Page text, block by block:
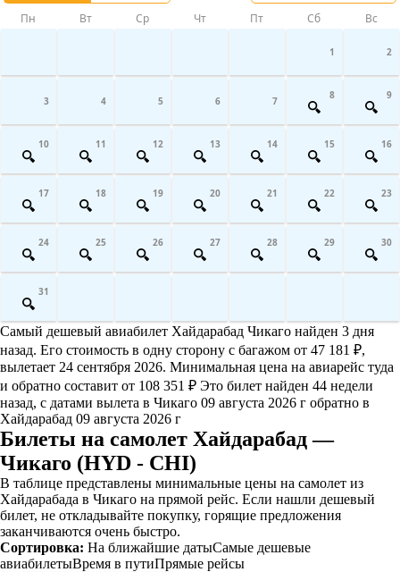
Пн Вт Ср Чт Пт Сб Вс
1 2
3 4 5 6 7 8 9
10 11 12 13 14 15 16
17 18 19 20 21 22 23
24 25 26 27 28 29 30
31
Самый дешевый авиабилет Хайдарабад Чикаго найден 3 дня
назад. Его стоимость в одну сторону с багажом от 47 181 ₽,
вылетает 24 сентября 2026. Минимальная цена на авиарейс туда
и обратно составит от 108 351 ₽ Это билет найден 44 недели
назад, с датами вылета в Чикаго 09 августа 2026 г обратно в
Хайдарабад 09 августа 2026 г
Билеты на самолет Хайдарабад —
Чикаго (HYD - CHI)
В таблице представлены минимальные цены на самолет из
Хайдарабада в Чикаго на прямой рейс. Если нашли дешевый
билет, не откладывайте покупку, горящие предложения
заканчиваются очень быстро.
Сортировка: На ближайшие датыСамые дешевые
авиабилетыВремя в путиПрямые рейсы